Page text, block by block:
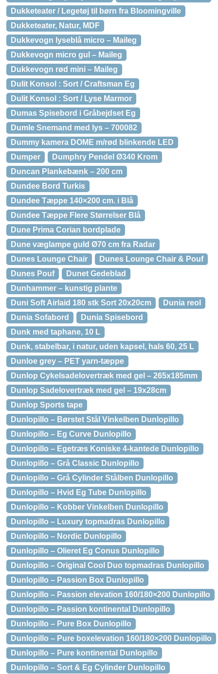
Dukketeater / Legetøj til børn fra Bloomingville
Dukketeater, Natur, MDF
Dukkevogn lyseblå micro – Maileg
Dukkevogn micro gul – Maileg
Dukkevogn rød mini – Maileg
Dulit Konsol : Sort / Craftsman Eg
Dulit Konsol : Sort / Lyse Marmor
Dumas Spisebord i Gråbejdset Eg
Dumle Snemand med lys – 700082
Dummy kamera DOME m/rød blinkende LED
Dumper
Dumphry Pendel Ø340 Krom
Duncan Plankebænk – 200 cm
Dundee Bord Turkis
Dundee Tæppe 140×200 cm. i Blå
Dundee Tæppe Flere Størrelser Blå
Dune Prima Corian bordplade
Dune væglampe guld Ø70 cm fra Radar
Dunes Lounge Chair
Dunes Lounge Chair & Pouf
Dunes Pouf
Dunet Gedeblad
Dunhammer – kunstig plante
Duni Soft Airlaid 180 stk Sort 20x20cm
Dunia reol
Dunia Sofabord
Dunia Spisebord
Dunk med taphane, 10 L
Dunk, stabelbar, i natur, uden kapsel, hals 60, 25 L
Dunloe grey – PET yarn-tæppe
Dunlop Cykelsadelovertræk med gel – 265x185mm
Dunlop Sadelovertræk med gel – 19x28cm
Dunlop Sports tape
Dunlopillo – Børstet Stål Vinkelben Dunlopillo
Dunlopillo – Eg Curve Dunlopillo
Dunlopillo – Egetræs Koniske 4-kantede Dunlopillo
Dunlopillo – Grå Classic Dunlopillo
Dunlopillo – Grå Cylinder Stålben Dunlopillo
Dunlopillo – Hvid Eg Tube Dunlopillo
Dunlopillo – Kobber Vinkelben Dunlopillo
Dunlopillo – Luxury topmadras Dunlopillo
Dunlopillo – Nordic Dunlopillo
Dunlopillo – Olieret Eg Conus Dunlopillo
Dunlopillo – Original Cool Duo topmadras Dunlopillo
Dunlopillo – Passion Box Dunlopillo
Dunlopillo – Passion elevation 160/180×200 Dunlopillo
Dunlopillo – Passion kontinental Dunlopillo
Dunlopillo – Pure Box Dunlopillo
Dunlopillo – Pure boxelevation 160/180×200 Dunlopillo
Dunlopillo – Pure kontinental Dunlopillo
Dunlopillo – Sort & Eg Cylinder Dunlopillo